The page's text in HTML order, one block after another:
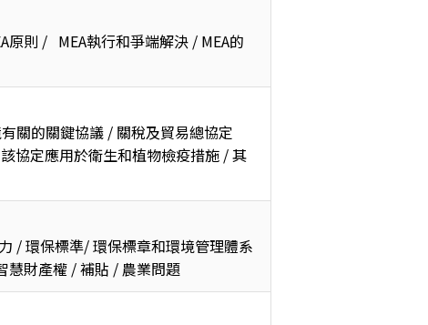
則 /   MEA執行和爭端解決 / MEA的
關的關鍵協議 / 關稅及貿易總協定
協定應用於衛生和植物檢疫措施 / 其
/ 環保標準/ 環保標章和環境管理體系
慧財產權 / 補貼 / 農業問題